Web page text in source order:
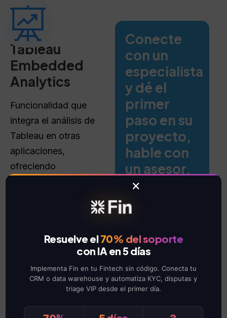
Tableau
Embedded
Analytics
Funcionalidad que
integra el análisis de
Tableau en otras
aplicaciones,
ofreciendo
dentro de productos o
personalizados.
Conecte
con un
especialista
y dé el
primer
paso en su
proyecto,
hable con
un asesor.
Resuelve el 70% del soporte
con IA en 5 días
Implementa Fin en tu Fintech sin código. Conecta tu
CRM o data warehouse y automatiza KYC, disputas y
triage VIP desde el primer día.
×